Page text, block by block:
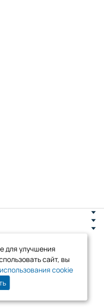
д. 8
для улучшения
сайт, вы
cookie